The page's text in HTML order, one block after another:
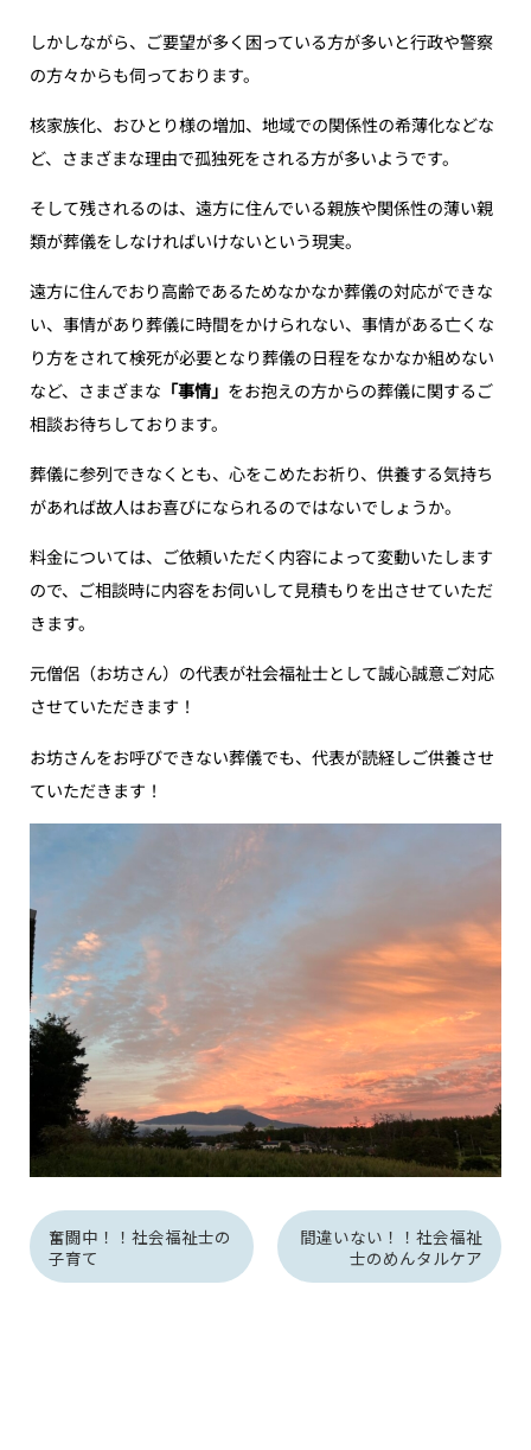
しかしながら、ご要望が多く困っている方が多いと行政や警察
の方々からも伺っております。
核家族化、おひとり様の増加、地域での関係性の希薄化などな
ど、さまざまな理由で孤独死をされる方が多いようです。
そして残されるのは、遠方に住んでいる親族や関係性の薄い親
類が葬儀をしなければいけないという現実。
遠方に住んでおり高齢であるためなかなか葬儀の対応ができな
い、事情があり葬儀に時間をかけられない、事情がある亡くな
り方をされて検死が必要となり葬儀の日程をなかなか組めない
など、さまざまな 「事情」 をお抱えの方からの葬儀に関するご
相談お待ちしております。
葬儀に参列できなくとも、心をこめたお祈り、供養する気持ち
があれば故人はお喜びになられるのではないでしょうか。
料金については、ご依頼いただく内容によって変動いたします
ので、ご相談時に内容をお伺いして見積もりを出させていただ
きます。
元僧侶（お坊さん）の代表が社会福祉士として誠心誠意ご対応
させていただきます！
お坊さんをお呼びできない葬儀でも、代表が読経しご供養させ
ていただきます！
奮闘中！！社会福祉士の
子育て
間違いない！！社会福祉
士のめんタルケア